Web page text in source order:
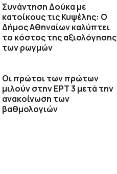
Συνάντηση Δούκα με
κατοίκους τις Κυψέλης: Ο
Δήμος Αθηναίων καλύπτει
το κόστος της αξιολόγησης
των ρωγμών
Οι πρώτοι των πρώτων
μιλούν στην ΕΡΤ 3 μετά την
ανακοίνωση των
βαθμολογιών